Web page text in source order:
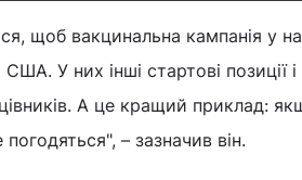
щоб вакцинальна кампанія у
і США. У них інші стартові
А це кращий приклад:
– зазначив він.